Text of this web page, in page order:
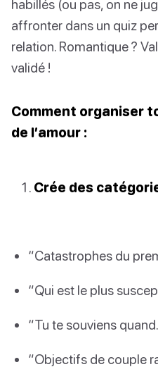
habillés (ou pas, on ne
affronter dans un quiz
relation. Romantique ?
validé !
Comment organiser
de l’amour :
Crée des
“Catastrophes du
“Qui est le plus
“Tu te souviens
“Objectifs de couple